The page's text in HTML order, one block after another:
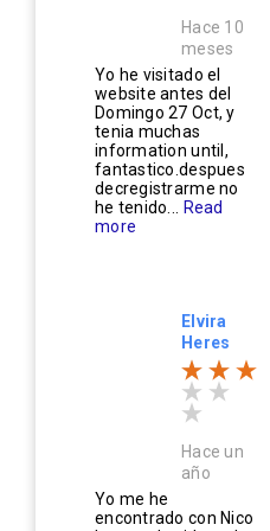
Hace 10
meses
Yo he visitado el
website antes del
Domingo 27 Oct, y
tenia muchas
information until,
fantastico.despues
decregistrarme no
he tenido...
Read
more
Elvira
Heres
Hace un
año
Yo me he
encontrado con Nico